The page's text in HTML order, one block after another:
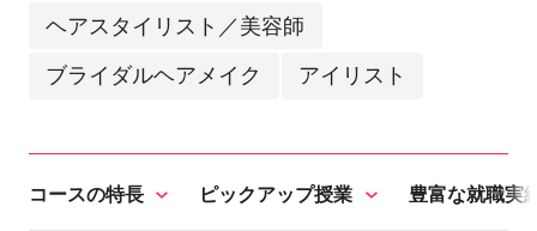
ヘアスタイリスト／美容師
ブライダルヘアメイク アイリスト
コースの特長 ピックアップ授業 豊富な就職実